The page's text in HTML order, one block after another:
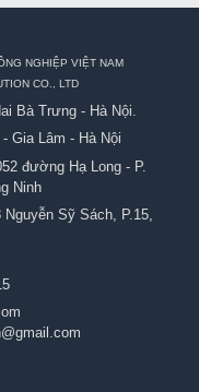
NGHIỆP VIỆT NAM
CO., LTD
Bà Trưng - Hà Nội.
Gia Lâm - Hà Nội
đường Hạ Long - P.
Ninh
Sỹ Sách, P.15,